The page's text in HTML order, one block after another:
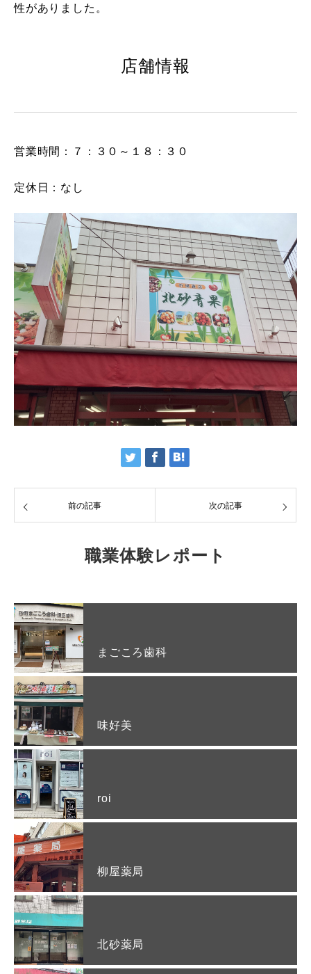
性がありました。
店舗情報
営業時間：７：３０～１８：３０
定休日：なし
前の記事 次の記事
職業体験レポート
まごころ歯科
味好美
roi
柳屋薬局
北砂薬局